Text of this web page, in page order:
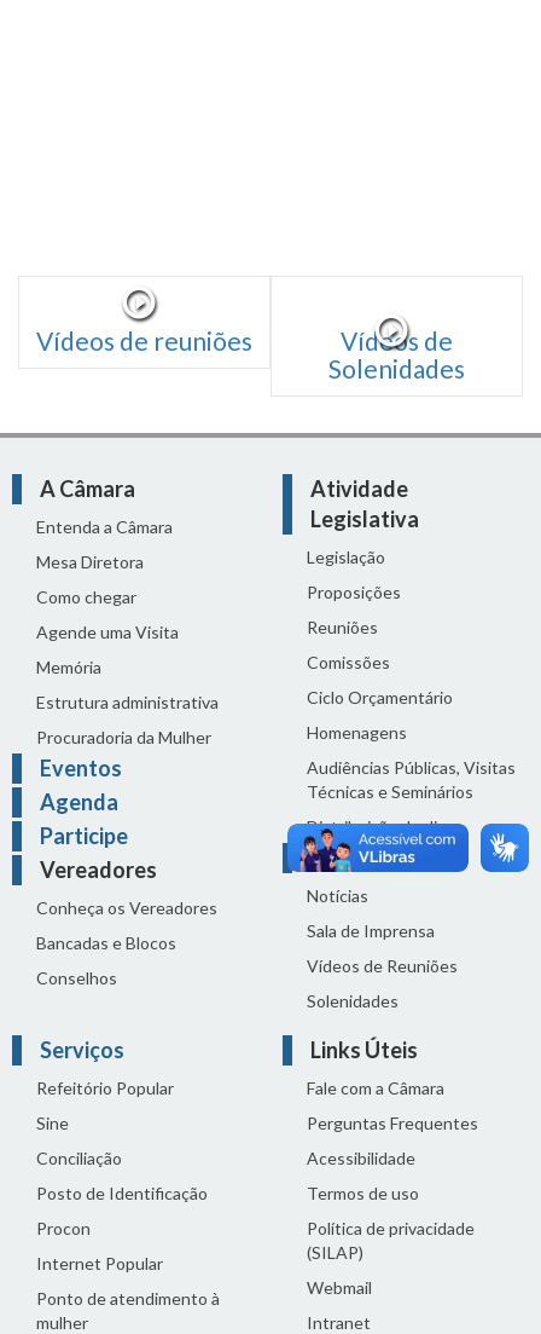
Vídeos de reuniões
Vídeos de
Solenidades
A Câmara
Entenda a Câmara
Mesa Diretora
Como chegar
Agende uma Visita
Memória
Estrutura administrativa
Procuradoria da Mulher
Eventos
Agenda
Participe
Vereadores
Conheça os Vereadores
Bancadas e Blocos
Conselhos
Atividade
Legislativa
Legislação
Proposições
Reuniões
Comissões
Ciclo Orçamentário
Homenagens
Audiências Públicas, Visitas
Técnicas e Seminários
Distribuição do dia
Comunicação
Notícias
Sala de Imprensa
Vídeos de Reuniões
Solenidades
Serviços
Refeitório Popular
Sine
Conciliação
Posto de Identificação
Procon
Internet Popular
Ponto de atendimento à
mulher
Links Úteis
Fale com a Câmara
Perguntas Frequentes
Acessibilidade
Termos de uso
Política de privacidade
(SILAP)
Webmail
Intranet